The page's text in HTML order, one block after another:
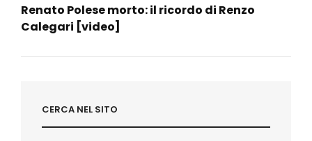
Renato Polese morto: il ricordo di Renzo
Calegari [video]
CERCA NEL SITO